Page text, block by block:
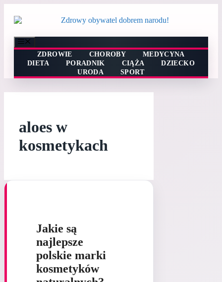
treści
ZDROWIE
CHOROBY
MEDYCYNA
DIETA
PORADNIK CIĄŻA
DZIECKO
URODA
SPORT
aloes w
kosmetykach
Jakie są
najlepsze
polskie marki
kosmetyków